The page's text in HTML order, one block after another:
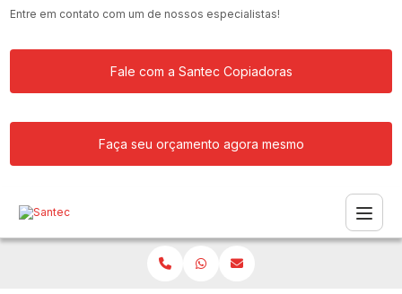
Entre em contato com um de nossos especialistas!
Fale com a Santec Copiadoras
Faça seu orçamento agora mesmo